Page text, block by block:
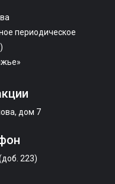
периодическое
дом 7
223)